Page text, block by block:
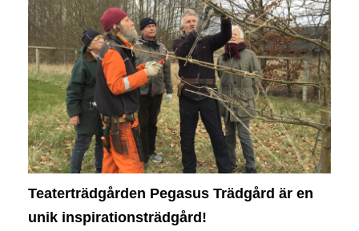
n
g
N
a
v
i
g
a
t
i
o
n
Teaterträdgården Pegasus Trädgård är en
unik inspirationsträdgård!